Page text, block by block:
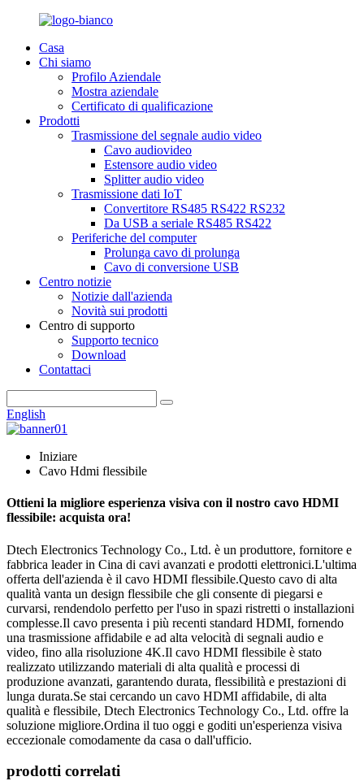
Casa
Chi siamo
Profilo Aziendale
Mostra aziendale
Certificato di qualificazione
Prodotti
Trasmissione del segnale audio video
Cavo audiovideo
Estensore audio video
Splitter audio video
Trasmissione dati IoT
Convertitore RS485 RS422 RS232
Da USB a seriale RS485 RS422
Periferiche del computer
Prolunga cavo di prolunga
Cavo di conversione USB
Centro notizie
Notizie dall'azienda
Novità sui prodotti
Centro di supporto
Supporto tecnico
Download
Contattaci
English
Iniziare
Cavo Hdmi flessibile
Ottieni la migliore esperienza visiva con il nostro cavo HDMI
flessibile: acquista ora!
Dtech Electronics Technology Co., Ltd. è un produttore, fornitore e
fabbrica leader in Cina di cavi avanzati e prodotti elettronici.L'ultima
offerta dell'azienda è il cavo HDMI flessibile.Questo cavo di alta
qualità vanta un design flessibile che gli consente di piegarsi e
curvarsi, rendendolo perfetto per l'uso in spazi ristretti o installazioni
complesse.Il cavo presenta i più recenti standard HDMI, fornendo
una trasmissione affidabile e ad alta velocità di segnali audio e
video, fino alla risoluzione 4K.Il cavo HDMI flessibile è stato
realizzato utilizzando materiali di alta qualità e processi di
produzione avanzati, garantendo durata, flessibilità e prestazioni di
lunga durata.Se stai cercando un cavo HDMI affidabile, di alta
qualità e flessibile, Dtech Electronics Technology Co., Ltd. offre la
soluzione migliore.Ordina il tuo oggi e goditi un'esperienza visiva
eccezionale comodamente da casa o dall'ufficio.
prodotti correlati